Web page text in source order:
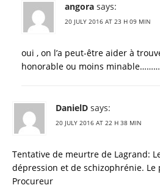
angora says:
20 JULY 2016 AT 23 H 09 MIN
oui , on l’a peut-être aider à
honorable ou moins
DanielD says:
20 JULY 2016 AT 22 H 38 MIN
Tentative de meurtre de Lagrand:
dépression et de schizophrénie.
Procureur